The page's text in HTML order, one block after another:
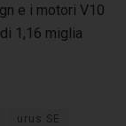
e i motori V10
1,16 miglia
urus SE